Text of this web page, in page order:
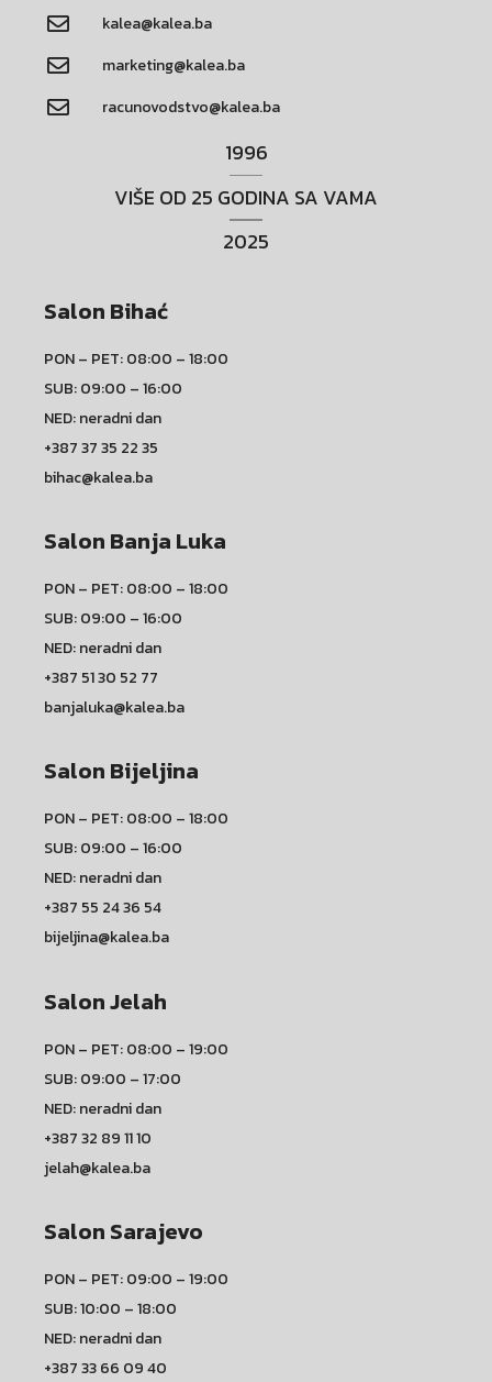
kalea@kalea.ba
marketing@kalea.ba
racunovodstvo@kalea.ba
1996
VIŠE OD 25 GODINA SA VAMA
2025
Salon Bihać
PON – PET: 08:00 – 18:00
SUB: 09:00 – 16:00
NED: neradni dan
+387 37 35 22 35
bihac@kalea.ba
Salon Banja Luka
PON – PET: 08:00 – 18:00
SUB: 09:00 – 16:00
NED: neradni dan
+387 51 30 52 77
banjaluka@kalea.ba
Salon Bijeljina
PON – PET: 08:00 – 18:00
SUB: 09:00 – 16:00
NED: neradni dan
+387 55 24 36 54
bijeljina@kalea.ba
Salon Jelah
PON – PET: 08:00 – 19:00
SUB: 09:00 – 17:00
NED: neradni dan
+387 32 89 11 10
jelah@kalea.ba
Salon Sarajevo
PON – PET: 09:00 – 19:00
SUB: 10:00 – 18:00
NED: neradni dan
+387 33 66 09 40